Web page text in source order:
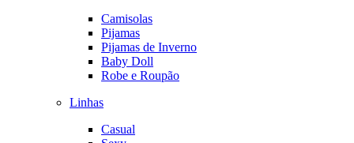
Camisolas
Pijamas
Pijamas de Inverno
Baby Doll
Robe e Roupão
Linhas
Casual